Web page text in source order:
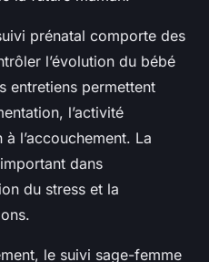
prénatal comporte des
l’évolution du bébé
entretiens permettent
l’activité
l’accouchement. La
dans
du stress et la
le suivi sage-femme